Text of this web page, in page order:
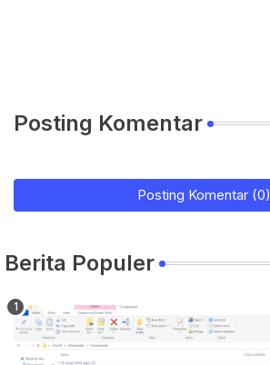
Posting Komentar
Posting Komentar (0)
Berita Populer